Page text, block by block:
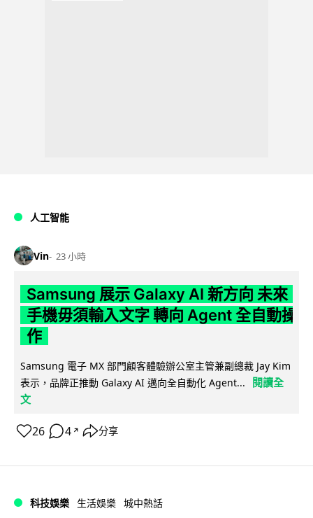
人工智能
Vin 23 小時
Samsung 展示 Galaxy AI 新方向 未來
手機毋須輸入文字 轉向 Agent 全自動操
作
Samsung 電子 MX 部門顧客體驗辦公室主管兼副總裁 Jay Kim
表示，品牌正推動 Galaxy AI 邁向全自動化 Agent...
閱讀全
文
26 4 ↗ 分享
科技娛樂 生活娛樂 城中熱話